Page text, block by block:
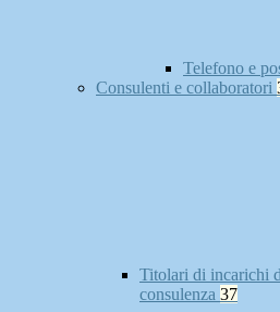
Telefono e
Consulenti e collaboratori
Titolari di incarichi
consulenza 37